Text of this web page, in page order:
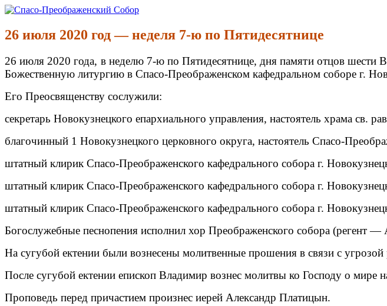
Перейти
содержимому
Спасо-Преображенский Собор
Спасо-Преображенский кафедральный Собор Новокузнецк
26 июля 2020 год — неделя 7-ю по Пятидесятнице
26 июля 2020 года, в неделю 7-ю по Пятидесятнице, дня памяти отцов
Божественную литургию в Спасо-Преображенском кафедральном соборе г.
Его Преосвященству сослужили:
секретарь Новокузнецкого епархиального управления, настоятель храма св.
благочинный 1 Новокузнецкого церковного округа, настоятель Спасо-
штатный клирик Спасо-Преображенского кафедрального собора г.
штатный клирик Спасо-Преображенского кафедрального собора г.
штатный клирик Спасо-Преображенского кафедрального собора г.
Богослужебные песнопения исполнил хор Преображенского собора (регент —
На сугубой ектении были вознесены молитвенные прошения в связи с
После сугубой ектении епископ Владимир вознес молитвы ко Господу о мире
Проповедь перед причастием произнес иерей Александр Платицын.